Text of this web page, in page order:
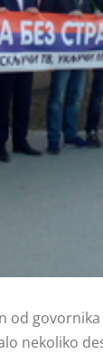
od
nekoliko